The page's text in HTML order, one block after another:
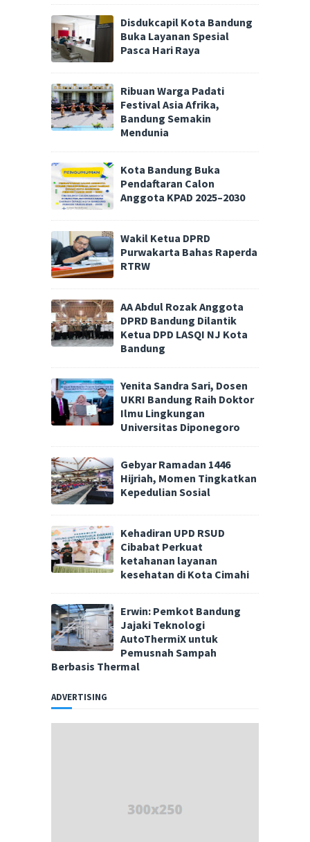
Disdukcapil Kota Bandung
Buka Layanan Spesial
Pasca Hari Raya
Ribuan Warga Padati
Festival Asia Afrika,
Bandung Semakin
Mendunia
Kota Bandung Buka
Pendaftaran Calon
Anggota KPAD 2025–2030
Wakil Ketua DPRD
Purwakarta Bahas Raperda
RTRW
AA Abdul Rozak Anggota
DPRD Bandung Dilantik
Ketua DPD LASQI NJ Kota
Bandung
Yenita Sandra Sari, Dosen
UKRI Bandung Raih Doktor
Ilmu Lingkungan
Universitas Diponegoro
Gebyar Ramadan 1446
Hijriah, Momen Tingkatkan
Kepedulian Sosial
Kehadiran UPD RSUD
Cibabat Perkuat
ketahanan layanan
kesehatan di Kota Cimahi
Erwin: Pemkot Bandung
Jajaki Teknologi
AutoThermiX untuk
Pemusnah Sampah
Berbasis Thermal
ADVERTISING